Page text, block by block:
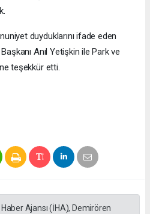
duyduklarını ifade eden
Anıl Yetişkin ile Park ve
teşekkür etti.
Ajansı (İHA), Demirören